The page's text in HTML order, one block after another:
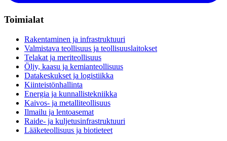
Toimialat
Rakentaminen ja infrastruktuuri
Valmistava teollisuus ja teollisuuslaitokset
Telakat ja meriteollisuus
Öljy, kaasu ja kemianteollisuus
Datakeskukset ja logistiikka
Kiinteistönhallinta
Energia ja kunnallistekniikka
Kaivos- ja metalliteollisuus
Ilmailu ja lentoasemat
Raide- ja kuljetusinfrastruktuuri
Lääketeollisuus ja biotieteet